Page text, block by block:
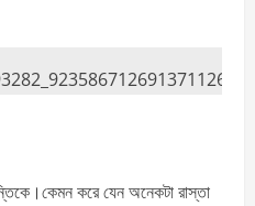
করে যেন অনেকটা রাস্তা